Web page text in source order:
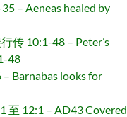
– Aeneas healed by
传 10:1-48 – Peter’s
48
Barnabas looks for
至 12:1 – AD43 Covered